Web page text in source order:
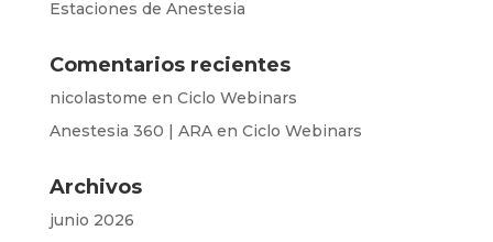
Estaciones de Anestesia
Comentarios recientes
nicolastome en Ciclo Webinars
Anestesia 360 | ARAen Ciclo Webinars
Archivos
junio 2026